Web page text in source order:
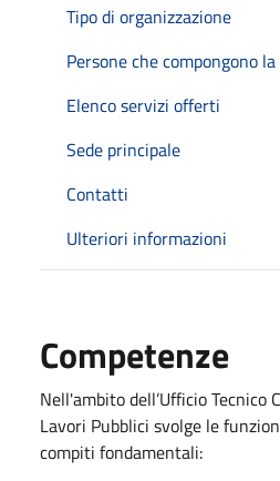
Tipo di organizzazione
Persone che compongono
Elenco servizi offerti
Sede principale
Contatti
Ulteriori informazioni
Competenze
Nell'ambito dell’Ufficio Tecnico
Lavori Pubblici svolge le
compiti fondamentali: